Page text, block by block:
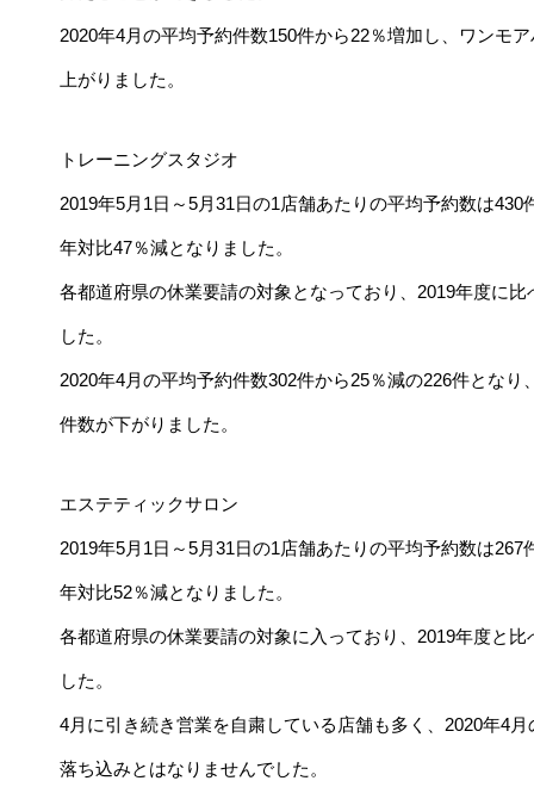
2020年4月の平均予約件数150件から22％増加し、ワンモ
上がりました。
トレーニングスタジオ
2019年5月1日～5月31日の1店舗あたりの平均予約数は
年対比47％減となりました。
各都道府県の休業要請の対象となっており、2019年度に
した。
2020年4月の平均予約件数302件から25％減の226件とな
件数が下がりました。
エステティックサロン
2019年5月1日～5月31日の1店舗あたりの平均予約数は
年対比52％減となりました。
各都道府県の休業要請の対象に入っており、2019年度と
した。
4月に引き続き営業を自粛している店舗も多く、2020年4
落ち込みとはなりませんでした。